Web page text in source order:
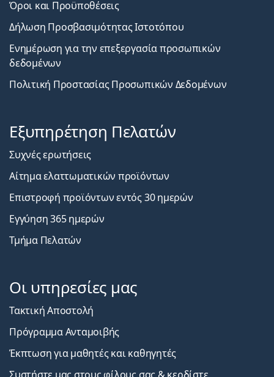
Όροι και Προϋποθέσεις
Δήλωση Προσβασιμότητας Ιστοτόπου
Ενημέρωση για την επεξεργασία προσωπικών
δεδομένων
Πολιτική Προστασίας Προσωπικών Δεδομένων
Εξυπηρέτηση Πελατών
Συχνές ερωτήσεις
Αίτημα ελαττωματικών προϊόντων
Επιστροφή προϊόντων εντός 30 ημερών
Εγγύηση 365 ημερών
Τμήμα Πελατών
Οι υπηρεσίες μας
Τακτική Αποστολή
Πρόγραμμα Ανταμοιβής
Έκπτωση για μαθητές και καθηγητές